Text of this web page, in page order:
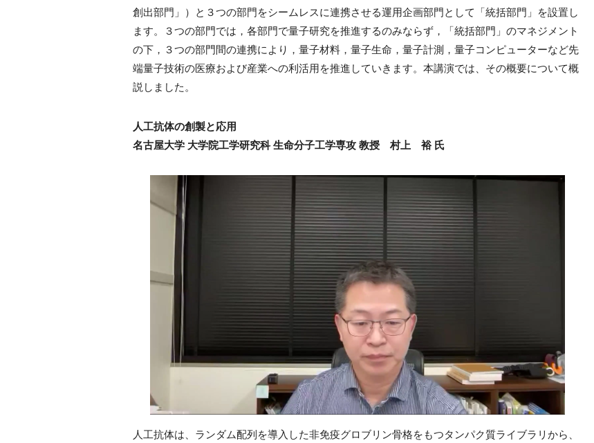
創出部門」）と３つの部門をシームレスに連携させる運用企画部門として「統括部門」を設置し
ます。３つの部門では，各部門で量子研究を推進するのみならず，「統括部門」のマネジメント
の下，３つの部門間の連携により，量子材料，量子生命，量子計測，量子コンピューターなど先
端量子技術の医療および産業への利活用を推進していきます。本講演では、その概要について概
説しました。
人工抗体の創製と応用
名古屋大学 大学院工学研究科 生命分子工学専攻 教授 村上 裕 氏
人工抗体は、ランダム配列を導入した非免疫グロブリン骨格をもつタンパク質ライブラリから、